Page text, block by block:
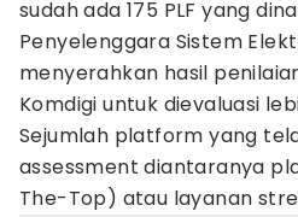
sudah ada 175 PLF yang
Penyelenggara Sistem
menyerahkan hasil
Komdigi untuk dievaluasi
Sejumlah platform yang
assessment diantaranya
The-Top) atau layanan